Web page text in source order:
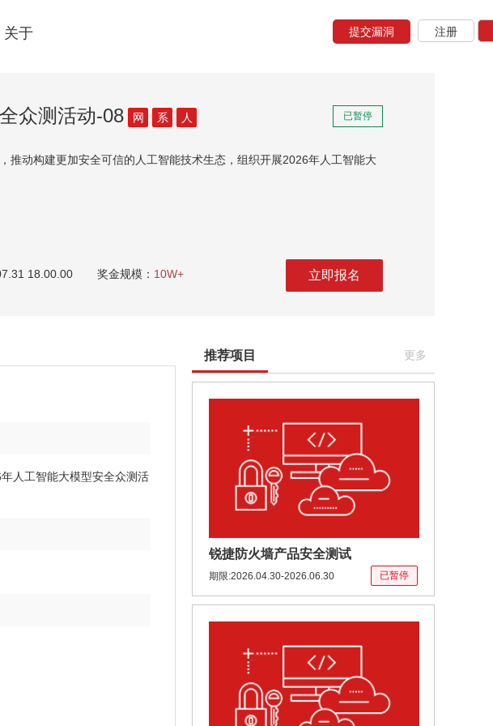
关于 提交漏洞 注册
众测活动-08 网 系 人 已暂停
推动构建更加安全可信的人工智能技术生态，组织开展2026年人工智能大
18.00.00 奖金规模： 10W+ 立即报名
人工智能大模型安全众测活
推荐项目 更多
锐捷联合CNCERT针对锐捷防火墙
产品R13版本进行安全测试。本次
测试锐捷设立相关奖励机制，诚邀
各界技术人士检验产品安全性与可
靠性。
锐捷防火墙产品安全测试
期限:2026.04.30-2026.06.30 已暂停
定向召集精通渗透测试的网络安全
行业专家以众测形式对某算力平台
网络与数据系统开展网络安全测
试，期间全程使用网络安全众测平